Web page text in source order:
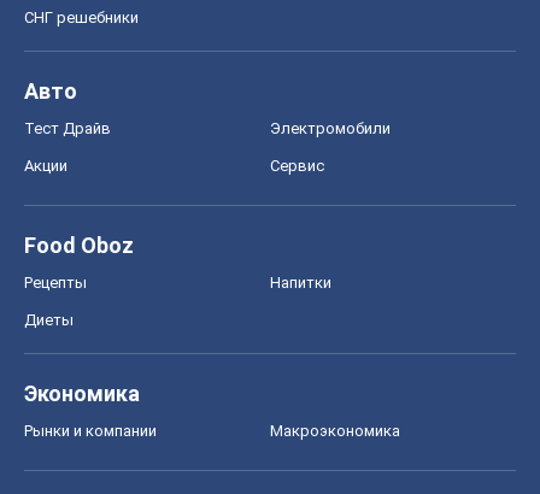
СНГ решебники
Авто
Тест Драйв Электромобили
Акции Сервис
Food Oboz
Рецепты Напитки
Диеты
Экономика
Рынки и компании Mакроэкономика